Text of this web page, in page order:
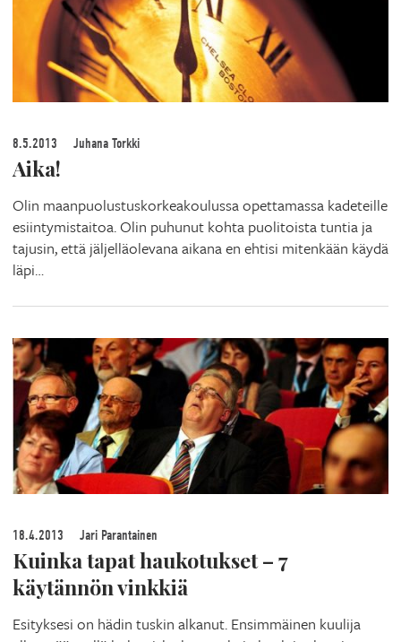
8.5.2013 Juhana Torkki
Aika!
Olin maanpuolustuskorkeakoulussa opettamassa kadeteille
esiintymistaitoa. Olin puhunut kohta puolitoista tuntia ja
tajusin, että jäljelläolevana aikana en ehtisi mitenkään käydä
läpi…
18.4.2013 Jari Parantainen
Kuinka tapat haukotukset – 7
käytännön vinkkiä
Esityksesi on hädin tuskin alkanut. Ensimmäinen kuulija